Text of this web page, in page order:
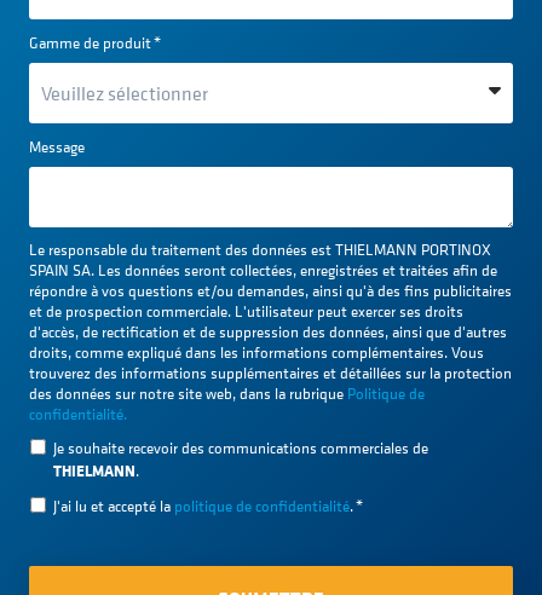
Gamme de produit*
Message
Le responsable du traitement des données est THIELMANN PORTINOX
SPAIN SA. Les données seront collectées, enregistrées et traitées afin de
répondre à vos questions et/ou demandes, ainsi qu'à des fins publicitaires
et de prospection commerciale. L'utilisateur peut exercer ses droits
d'accès, de rectification et de suppression des données, ainsi que d'autres
droits, comme expliqué dans les informations complémentaires. Vous
trouverez des informations supplémentaires et détaillées sur la protection
des données sur notre site web, dans la rubrique Politique de
confidentialité.
Je souhaite recevoir des communications commerciales de
THIELMANN.
J'ai lu et accepté la politique de confidentialité.*